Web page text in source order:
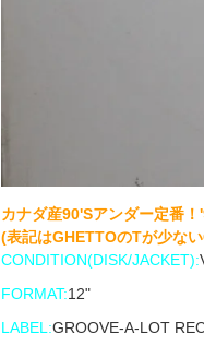
カナダ産90'Sアンダー定番
(表記はGHETTOのTが少な
CONDITION(DISK/JACKET):
FORMAT:12"
LABEL:GROOVE-A-LOT